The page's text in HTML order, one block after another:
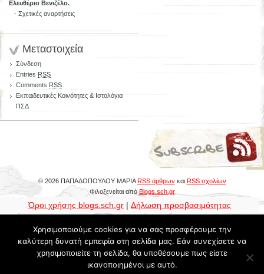
Ελευθέριο Βενιζέλο.
- Σχετικές αναρτήσεις
Μεταστοιχεία
Σύνδεση
Entries RSS
Comments RSS
Εκπαιδευτικές Κοινότητες & Ιστολόγια
ΠΣΔ
© 2026 ΠΑΠΑΔΟΠΟΥΛΟΥ ΜΑΡΙΑRSS άρθρων και RSS σχολίων
Φιλοξενείται απόBlogs.sch.gr
Όροι χρήσης blogs.sch.gr |Δήλωση προσβασιμότητας
Χρησιμοποιούμε cookies για να σας προσφέρουμε την
καλύτερη δυνατή εμπειρία στη σελίδα μας. Εάν συνεχίσετε να
χρησιμοποιείτε τη σελίδα, θα υποθέσουμε πως είστε
ικανοποιημένοι με αυτό.